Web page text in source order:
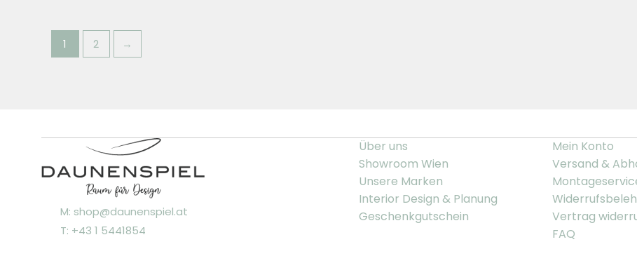
1 2 →
M: shop@daunenspiel.at
T: +43 1 5441854
Über uns
Showroom Wien
Unsere Marken
Interior Design & Planung
Geschenkgutschein
Mein Konto
Versand &
Vertrag
FAQ